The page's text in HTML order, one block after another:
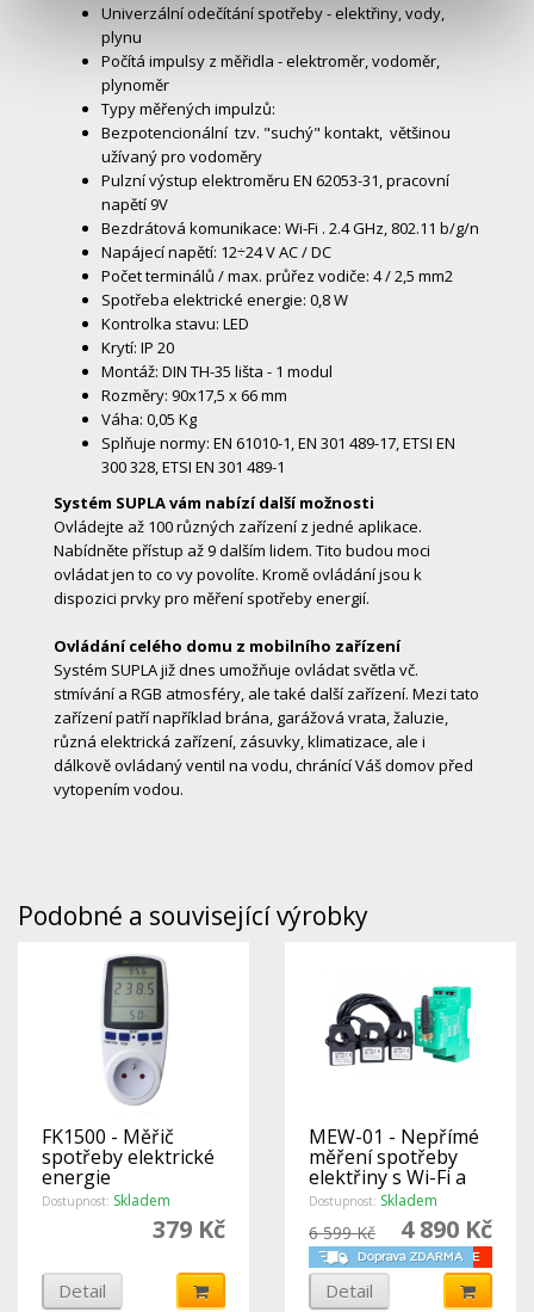
Univerzální odečítání spotřeby - elektřiny, vody,
plynu
Počítá impulsy z měřidla - elektroměr, vodoměr,
plynoměr
Typy měřených impulzů:
Bezpotencionální tzv. "suchý" kontakt, většinou
užívaný pro vodoměry
Pulzní výstup elektroměru EN 62053-31, pracovní
napětí 9V
Bezdrátová komunikace: Wi-Fi . 2.4 GHz, 802.11 b/g/n
Napájecí napětí: 12÷24 V AC / DC
Počet terminálů / max. průřez vodiče: 4 / 2,5 mm2
Spotřeba elektrické energie: 0,8 W
Kontrolka stavu: LED
Krytí: IP 20
Montáž: DIN TH-35 lišta - 1 modul
Rozměry: 90x17,5 x 66 mm
Váha: 0,05 Kg
Splňuje normy: EN 61010-1, EN 301 489-17, ETSI EN
300 328, ETSI EN 301 489-1
Systém SUPLA vám nabízí další možnosti
Ovládejte až 100 různých zařízení z jedné aplikace.
Nabídněte přístup až 9 dalším lidem. Tito budou moci
ovládat jen to co vy povolíte. Kromě ovládání jsou k
dispozici prvky pro měření spotřeby energií.
Ovládání celého domu z mobilního zařízení
Systém SUPLA již dnes umožňuje ovládat světla vč.
stmívání a RGB atmosféry, ale také další zařízení. Mezi tato
zařízení patří například brána, garážová vrata, žaluzie,
různá elektrická zařízení, zásuvky, klimatizace, ale i
dálkově ovládaný ventil na vodu, chránící Váš domov před
vytopením vodou.
Podobné a související výrobky
FK1500 - Měřič
spotřeby elektrické
energie
Dostupnost: Skladem
379 Kč
Detail
MEW-01 - Nepřímé
měření spotřeby
elektřiny s Wi-Fi a
přes internet, 3
fáze, 100 A
Dostupnost: Skladem
4 890 Kč
6 599 Kč
Detail